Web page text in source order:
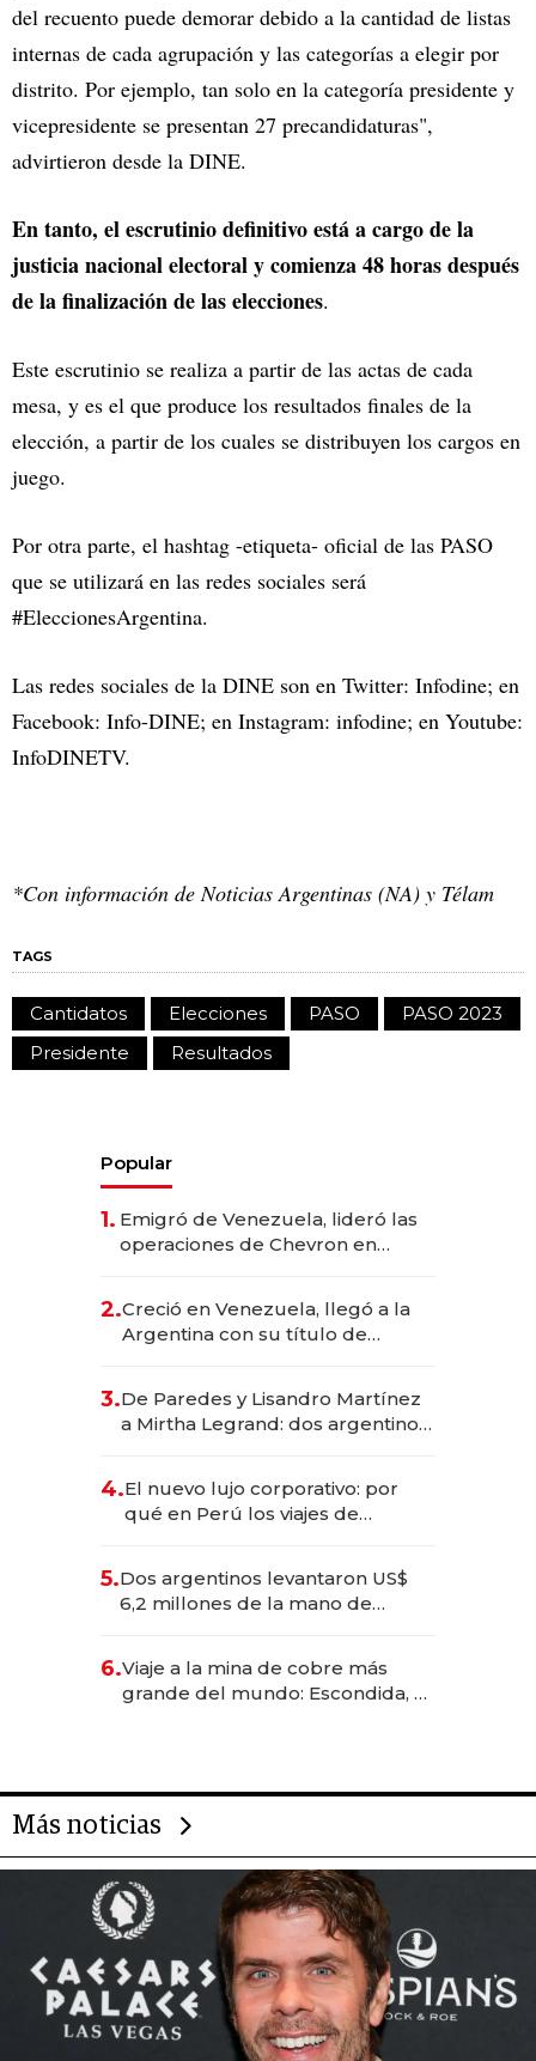
del recuento puede demorar debido a la cantidad de listas
internas de cada agrupación y las categorías a elegir por
distrito. Por ejemplo, tan solo en la categoría presidente y
vicepresidente se presentan 27 precandidaturas",
advirtieron desde la DINE.
En tanto, el escrutinio definitivo está a cargo de la
justicia nacional electoral y comienza 48 horas después
de la finalización de las elecciones.
Este escrutinio se realiza a partir de las actas de cada
mesa, y es el que produce los resultados finales de la
elección, a partir de los cuales se distribuyen los cargos en
juego.
Por otra parte, el hashtag -etiqueta- oficial de las PASO
que se utilizará en las redes sociales será
#EleccionesArgentina.
Las redes sociales de la DINE son en Twitter: Infodine; en
Facebook: Info-DINE; en Instagram: infodine; en Youtube:
InfoDINETV.
*Con información de Noticias Argentinas (NA) y Télam
TAGS
Cantidatos Elecciones PASO
PASO 2023
Presidente
Resultados
Popular
1. Emigró de Venezuela, lideró las
operaciones de Chevron en
2.Creció en Venezuela, llegó a la
Argentina con su título de
las marcas "fast premium"
3.De Paredes y Lisandro Martínez
a Mirtha Legrand: dos argentinos
4.El nuevo lujo corporativo: por
qué en Perú los viajes de
para convertirse en experiencias
transformadoras
5.Dos argentinos levantaron US$
6,2 millones de la mano de
6.Viaje a la mina de cobre más
grande del mundo: Escondida, el
Más noticias